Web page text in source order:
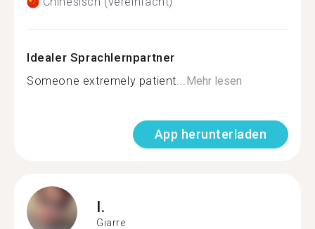
Idealer Sprachlernpartner
Someone extremely patient...Mehr lesen
App herunterladen
I.
Giarre